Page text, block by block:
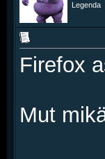
Legenda
Firefox
Mut